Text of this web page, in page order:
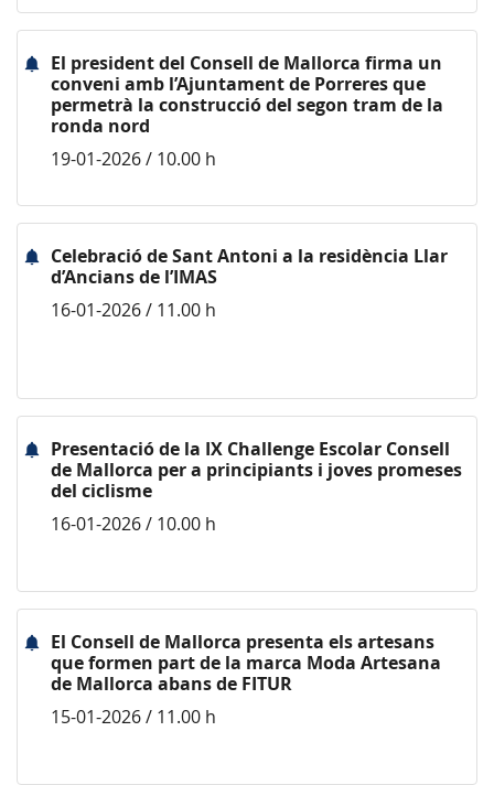
El president del Consell de Mallorca firma un
conveni amb l’Ajuntament de Porreres que
permetrà la construcció del segon tram de la
ronda nord
19-01-2026 / 10.00 h
Celebració de Sant Antoni a la residència Llar
d’Ancians de l’IMAS
16-01-2026 / 11.00 h
Presentació de la IX Challenge Escolar Consell
de Mallorca per a principiants i joves promeses
del ciclisme
16-01-2026 / 10.00 h
El Consell de Mallorca presenta els artesans
que formen part de la marca Moda Artesana
de Mallorca abans de FITUR
15-01-2026 / 11.00 h